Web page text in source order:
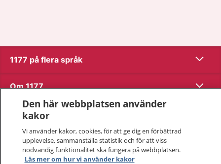
1177 på flera språk Visa
Om 1177 Visa
Kontakt
Behandling av personuppgifter
Den här webbplatsen använder
kakor
Vi använder kakor, cookies, för att ge dig en förbättrad
upplevelse, sammanställa statistik och för att viss
nödvändig funktionalitet ska fungera på webbplatsen.
Läs mer om hur vi använder kakor